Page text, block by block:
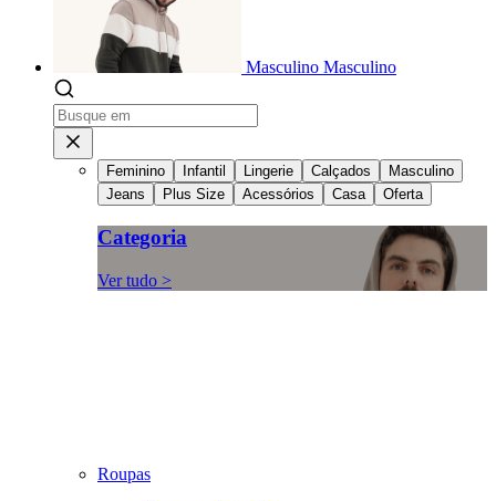
Masculino Masculino
Feminino Infantil Lingerie Calçados
Masculino
Jeans
Plus Size Acessórios Casa Oferta
Categoria
Ver tudo >
Roupas